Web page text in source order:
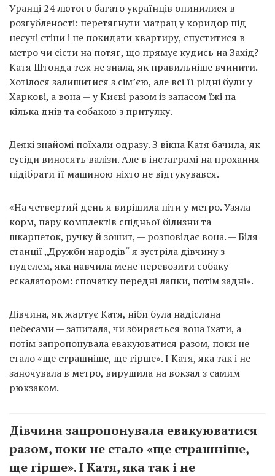
Уранці 24 лютого багато українців опинилися в
розгубленості: перетягнути матрац у коридор під
несучі стіни і не покидати квартиру, спуститися в
метро чи сісти на потяг, що прямує кудись на Захід?
Катя Штонда теж не знала, як правильніше вчинити.
Хотілося залишитися з сім’єю, але всі її рідні були у
Харкові, а вона — у Києві разом із запасом їжі на
кілька днів та собакою з притулку.
Деякі знайомі поїхали одразу. З вікна Катя бачила, як
сусіди виносять валізи. Але в інстаграмі на прохання
підібрати її машиною ніхто не відгукувався.
«На четвертий день я вирішила піти у метро. Узяла
корм, пару комплектів спідньої білизни та
шкарпеток, ручку й зошит, — розповідає вона. — Біля
станції „Дружби народів“ я зустріла дівчину з
пуделем, яка навчила мене перевозити собаку
ескалатором: спочатку передні лапки, потім задні».
Дівчина, як жартує Катя, ніби була надіслана
небесами — запитала, чи збирається вона їхати, а
потім запропонувала евакуюватися разом, поки не
стало «ще страшніше, ще гірше». І Катя, яка так і не
заночувала в метро, ​​вирушила на вокзал з самим
рюкзаком.
Дівчина запропонувала евакуюватися
разом, поки не стало «ще страшніше,
ще гірше». І Катя, яка так і не